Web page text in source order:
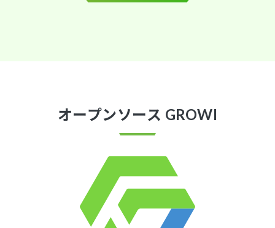
オープンソース GROWI